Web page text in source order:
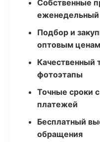
Собственные
еженедельный
Подбор и
оптовым ценам
Качественный
фотоэтапы
Точные сроки
платежей
Бесплатный
обращения